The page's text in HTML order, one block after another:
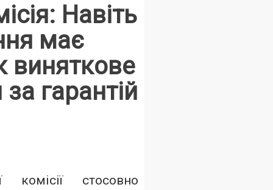
Навіть
має
виняткове
гарантій
комісіїстосовно